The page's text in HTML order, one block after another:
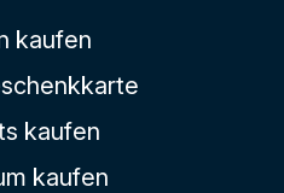
kaufen
kaufen
kaufen